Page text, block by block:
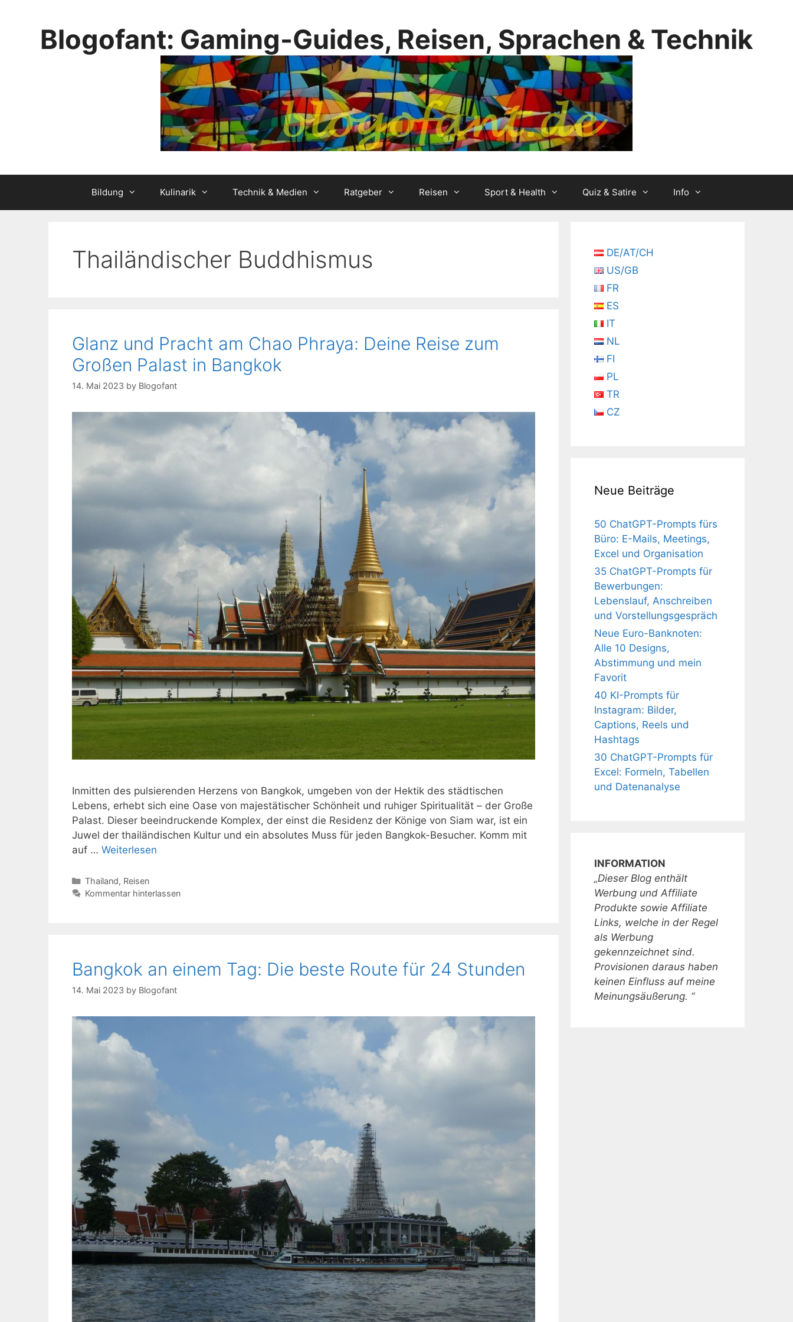
Blogofant: Gaming-Guides, Reisen, Sprachen & Technik
Bildung Kulinarik Technik & Medien Ratgeber Reisen Sport & Health Quiz & Satire Info
Thailändischer Buddhismus
Glanz und Pracht am Chao Phraya: Deine Reise zum
Großen Palast in Bangkok
14. Mai 2023 by Blogofant
Inmitten des pulsierenden Herzens von Bangkok, umgeben von der Hektik des städtischen
Lebens, erhebt sich eine Oase von majestätischer Schönheit und ruhiger Spiritualität – der Große
Palast. Dieser beeindruckende Komplex, der einst die Residenz der Könige von Siam war, ist ein
Juwel der thailändischen Kultur und ein absolutes Muss für jeden Bangkok-Besucher. Komm mit
auf … Weiterlesen
Kategorien
Thailand, Reisen
Kommentar hinterlassen
Bangkok an einem Tag: Die beste Route für 24 Stunden
14. Mai 2023 by Blogofant
DE/AT/CH
US/GB
FR
ES
IT
NL
FI
PL
TR
CZ
Neue Beiträge
50 ChatGPT-Prompts fürs
Büro: E-Mails, Meetings,
Excel und Organisation
35 ChatGPT-Prompts für
Bewerbungen:
Lebenslauf, Anschreiben
und Vorstellungsgespräch
Neue Euro-Banknoten:
Alle 10 Designs,
Abstimmung und mein
Favorit
40 KI-Prompts für
Instagram: Bilder,
Captions, Reels und
Hashtags
30 ChatGPT-Prompts für
Excel: Formeln, Tabellen
und Datenanalyse
INFORMATION
„Dieser Blog enthält
Werbung und Affiliate
Produkte sowie Affiliate
Links, welche in der Regel
als Werbung
gekennzeichnet sind.
Provisionen daraus haben
keinen Einfluss auf meine
Meinungsäußerung. “